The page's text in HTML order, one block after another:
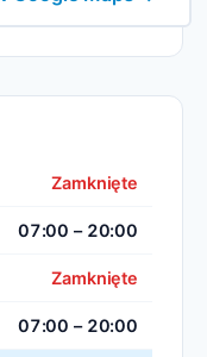
Zamknięte
07:00 – 20:00
Zamknięte
07:00 – 20:00